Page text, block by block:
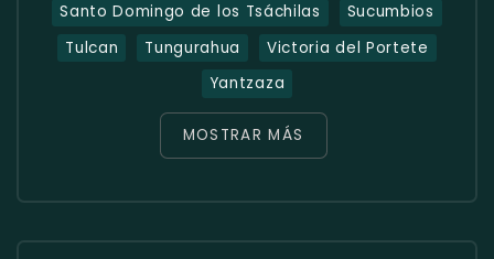
Santo Domingo de los Tsáchilas
Sucumbios
Tulcan
Tungurahua
Victoria del Portete
Yantzaza
MOSTRAR MÁS